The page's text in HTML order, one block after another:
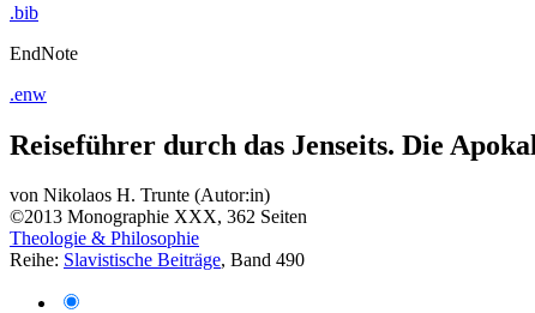
.bib
EndNote
.enw
Reiseführer durch das Jenseits. Die
von Nikolaos H. Trunte (Autor:in)
©2013 Monographie XXX, 362 Seiten
Theologie & Philosophie
Reihe: Slavistische Beiträge, Band 490